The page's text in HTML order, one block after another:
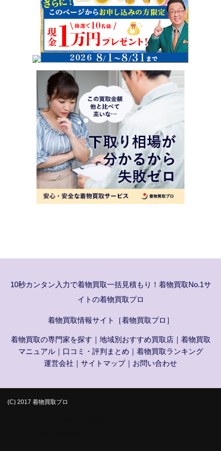
10秒カンタン入力で着物買取一括見積もり！着物買取No.1サ
イトの着物買取プロ
着物買取情報サイト［着物買取プロ］
着物買取の専門家を探す 地域別おすすめ買取店｜ 着物買取
マニュアル｜ 口コミ・評判まとめ
着物買取ランキング
運営会社
サイトマップ｜ お問い合わせ
(C) 2017 着物買取プロ